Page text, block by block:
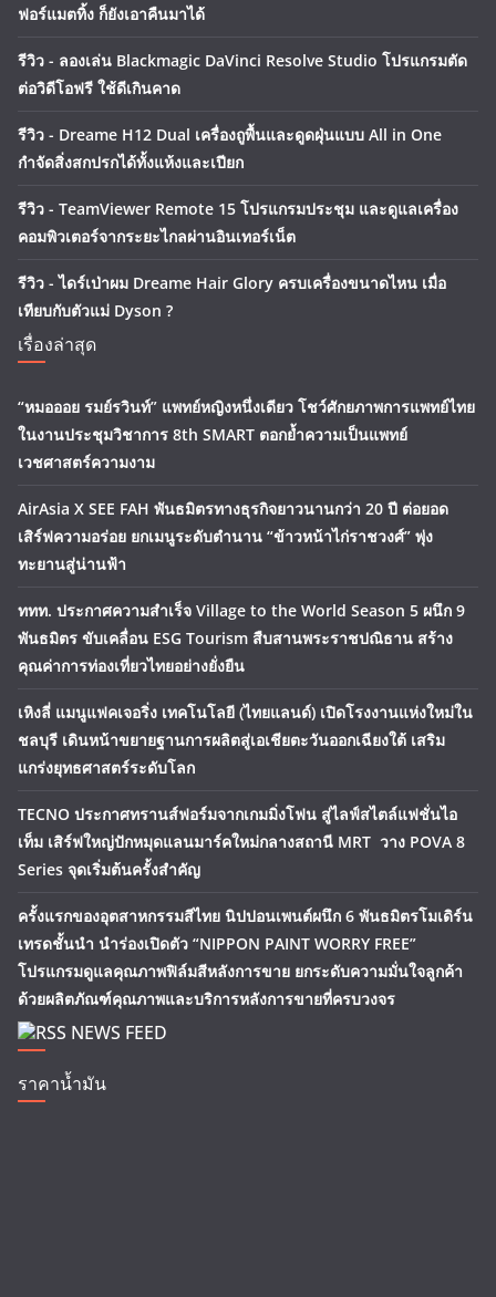
ฟอร์แมตทิ้ง ก็ยังเอาคืนมาได้
รีวิว - ลองเล่น Blackmagic DaVinci Resolve Studio โปรแกรมตัด
ต่อวิดีโอฟรี ใช้ดีเกินคาด
รีวิว - Dreame H12 Dual เครื่องถูพื้นและดูดฝุ่นแบบ All in One
กำจัดสิ่งสกปรกได้ทั้งแห้งและเปียก
รีวิว - TeamViewer Remote 15 โปรแกรมประชุม และดูแลเครื่อง
คอมพิวเตอร์จากระยะไกลผ่านอินเทอร์เน็ต
รีวิว - ไดร์เป่าผม Dreame Hair Glory ครบเครื่องขนาดไหน เมื่อ
เทียบกับตัวแม่ Dyson ?
เรื่องล่าสุด
“หมอออย รมย์รวินท์” แพทย์หญิงหนึ่งเดียว โชว์ศักยภาพการแพทย์ไทย
ในงานประชุมวิชาการ 8th SMART ตอกย้ำความเป็นแพทย์
เวชศาสตร์ความงาม
AirAsia X SEE FAH พันธมิตรทางธุรกิจยาวนานกว่า 20 ปี ต่อยอด
เสิร์ฟความอร่อย ยกเมนูระดับตำนาน “ข้าวหน้าไก่ราชวงศ์” พุ่ง
ทะยานสู่น่านฟ้า
ททท. ประกาศความสำเร็จ Village to the World Season 5 ผนึก 9
พันธมิตร ขับเคลื่อน ESG Tourism สืบสานพระราชปณิธาน สร้าง
คุณค่าการท่องเที่ยวไทยอย่างยั่งยืน
เหิงลี่ แมนูแฟคเจอริ่ง เทคโนโลยี (ไทยแลนด์) เปิดโรงงานแห่งใหม่ใน
ชลบุรี เดินหน้าขยายฐานการผลิตสู่เอเชียตะวันออกเฉียงใต้ เสริม
แกร่งยุทธศาสตร์ระดับโลก
TECNO ประกาศทรานส์ฟอร์มจากเกมมิ่งโฟน สู่ไลฟ์สไตล์แฟชั่นไอ
เท็ม เสิร์ฟใหญ่ปักหมุดแลนมาร์คใหม่กลางสถานี MRT วาง POVA 8
Series จุดเริ่มต้นครั้งสำคัญ
ครั้งแรกของอุตสาหกรรมสีไทย นิปปอนเพนต์ผนึก 6 พันธมิตรโมเดิร์น
เทรดชั้นนำ นำร่องเปิดตัว “NIPPON PAINT WORRY FREE”
โปรแกรมดูแลคุณภาพฟิล์มสีหลังการขาย ยกระดับความมั่นใจลูกค้า
ด้วยผลิตภัณฑ์คุณภาพและบริการหลังการขายที่ครบวงจร
NEWS FEED
ราคาน้ำมัน